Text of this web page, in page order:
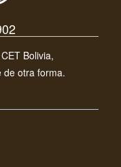
Bolivia,
de otra forma.